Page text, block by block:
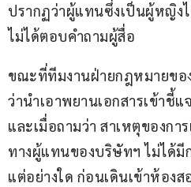
ปรากฏว่าผู้แทนซึ่งเป็นผู้หญิง
ไม่ได้ตอบคำถามผู้สื่อ
ขณะที่ทีมงานฝ่ายกฎหมายข
ว่านำเอาพยานเอกสารเข้าชี้
และเมื่อถามว่า สาเหตุของกา
ทางผู้แทนของบริษัทฯ ไม่ได้มี
แต่อย่างใด ก่อนเดินเข้าห้อง